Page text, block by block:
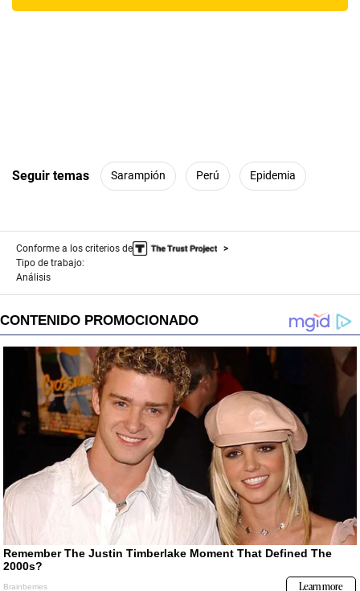
Seguir temas Sarampión Perú Epidemia
Conforme a los criterios de
Tipo de trabajo:
Análisis